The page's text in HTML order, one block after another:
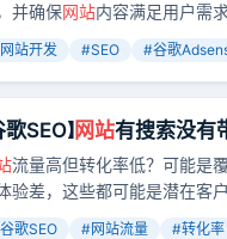
并确保网站内容满足用户需求
网站开发 #SEO #谷歌
歌SEO】 网站有搜索没有
流量高但转化率低？可能是
验差，这些都可能是潜在客
谷歌SEO #网站流量 #转化率